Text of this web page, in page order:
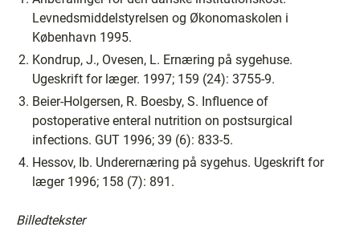
Levnedsmiddelstyrelsen og Økonomaskolen i
København 1995.
Kondrup, J., Ovesen, L. Ernæring på sygehuse.
Ugeskrift for læger. 1997; 159 (24): 3755-9.
Beier-Holgersen, R. Boesby, S. Influence of
postoperative enteral nutrition on postsurgical
infections. GUT 1996; 39 (6): 833-5.
Hessov, Ib. Underernæring på sygehus. Ugeskrift for
læger 1996; 158 (7): 891.
Billedtekster